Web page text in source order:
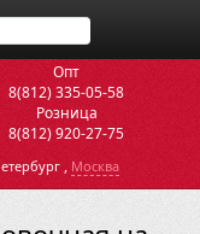
Опт
8(812) 335-05-58
Розница
8(812) 920-27-75
, Москва